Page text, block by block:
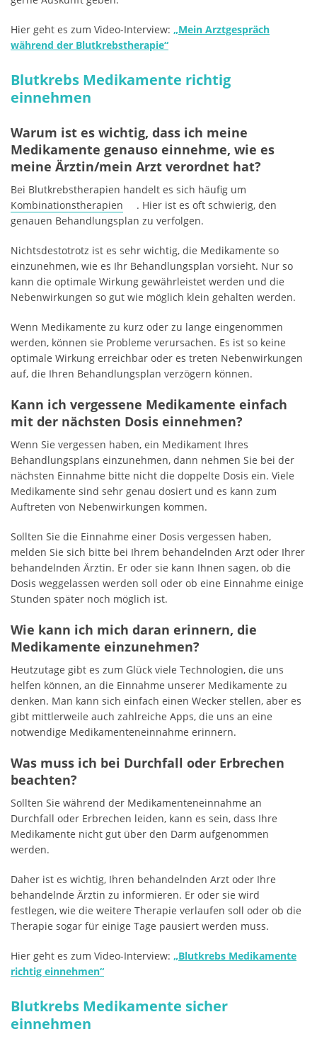
Hier geht es zum Video-Interview: „Mein Arztgespräch
während der Blutkrebstherapie“
Blutkrebs Medikamente richtig
einnehmen
Warum ist es wichtig, dass ich meine
Medikamente genauso einnehme, wie es
meine Ärztin/mein Arzt verordnet hat?
Bei Blutkrebstherapien handelt es sich häufig um
Kombinationstherapien
. Hier ist es oft schwierig, den
genauen Behandlungsplan zu verfolgen.
Nichtsdestotrotz ist es sehr wichtig, die Medikamente so
einzunehmen, wie es Ihr Behandlungsplan vorsieht. Nur so
kann die optimale Wirkung gewährleistet werden und die
Nebenwirkungen so gut wie möglich klein gehalten werden.
Wenn Medikamente zu kurz oder zu lange eingenommen
werden, können sie Probleme verursachen. Es ist so keine
optimale Wirkung erreichbar oder es treten Nebenwirkungen
auf, die Ihren Behandlungsplan verzögern können.
Kann ich vergessene Medikamente einfach
mit der nächsten Dosis einnehmen?
Wenn Sie vergessen haben, ein Medikament Ihres
Behandlungsplans einzunehmen, dann nehmen Sie bei der
nächsten Einnahme bitte nicht die doppelte Dosis ein. Viele
Medikamente sind sehr genau dosiert und es kann zum
Auftreten von Nebenwirkungen kommen.
Sollten Sie die Einnahme einer Dosis vergessen haben,
melden Sie sich bitte bei Ihrem behandelnden Arzt oder Ihrer
behandelnden Ärztin. Er oder sie kann Ihnen sagen, ob die
Dosis weggelassen werden soll oder ob eine Einnahme einige
Stunden später noch möglich ist.
Wie kann ich mich daran erinnern, die
Medikamente einzunehmen?
Heutzutage gibt es zum Glück viele Technologien, die uns
helfen können, an die Einnahme unserer Medikamente zu
denken. Man kann sich einfach einen Wecker stellen, aber es
gibt mittlerweile auch zahlreiche Apps, die uns an eine
notwendige Medikamenteneinnahme erinnern.
Was muss ich bei Durchfall oder Erbrechen
beachten?
Sollten Sie während der Medikamenteneinnahme an
Durchfall oder Erbrechen leiden, kann es sein, dass Ihre
Medikamente nicht gut über den Darm aufgenommen
werden.
Daher ist es wichtig, Ihren behandelnden Arzt oder Ihre
behandelnde Ärztin zu informieren. Er oder sie wird
festlegen, wie die weitere Therapie verlaufen soll oder ob die
Therapie sogar für einige Tage pausiert werden muss.
Hier geht es zum Video-Interview: „Blutkrebs Medikamente
richtig einnehmen“
Blutkrebs Medikamente sicher
einnehmen